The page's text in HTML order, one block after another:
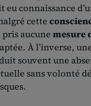
eu connaissance
cette
pris aucunemesure
À l’inverse,
souvent une
sans volonté